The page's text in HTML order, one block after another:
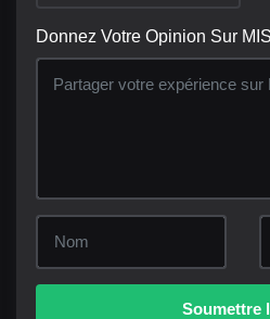
Donnez Votre Opinion Sur
Soumettre